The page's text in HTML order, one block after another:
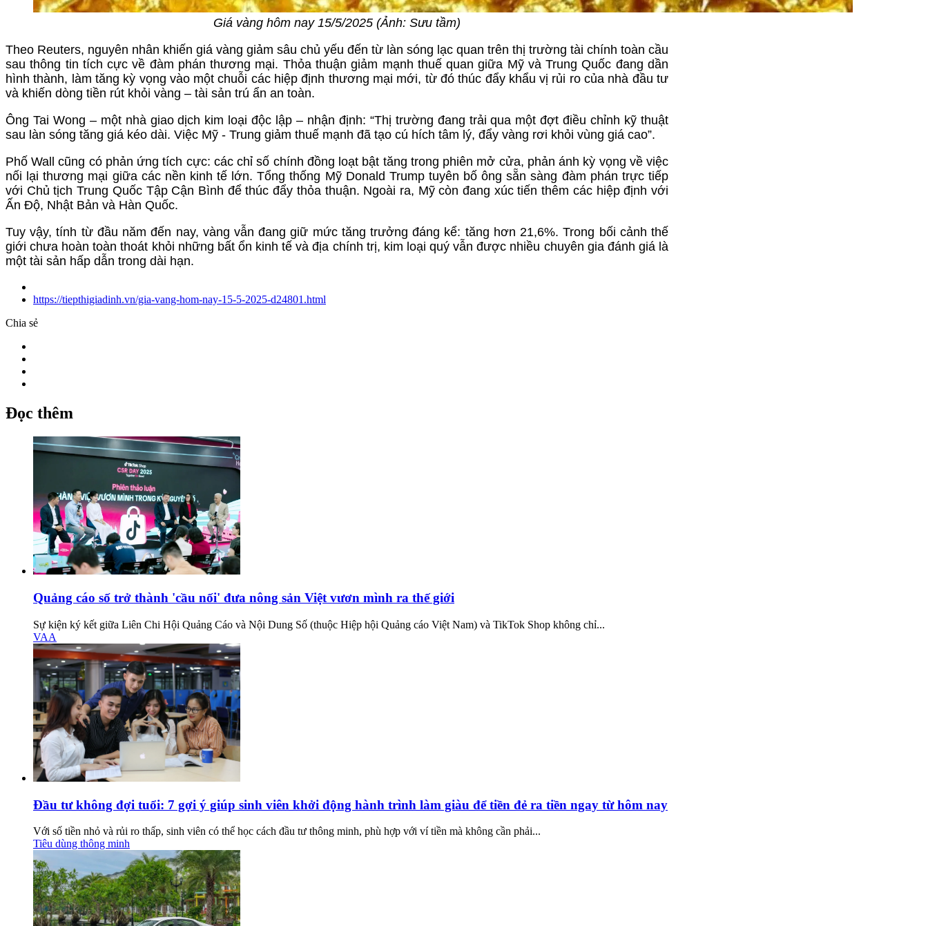
Giá vàng hôm nay 15/5/2025 (Ảnh: Sưu tầm)
Theo Reuters, nguyên nhân khiến giá vàng giảm sâu chủ yếu đến từ làn sóng lạc quan trên thị trường tài chính toàn cầu
sau thông tin tích cực về đàm phán thương mại. Thỏa thuận giảm mạnh thuế quan giữa Mỹ và Trung Quốc đang dần
hình thành, làm tăng kỳ vọng vào một chuỗi các hiệp định thương mại mới, từ đó thúc đẩy khẩu vị rủi ro của nhà đầu tư
và khiến dòng tiền rút khỏi vàng – tài sản trú ẩn an toàn.
Ông Tai Wong – một nhà giao dịch kim loại độc lập – nhận định: “Thị trường đang trải qua một đợt điều chỉnh kỹ thuật
sau làn sóng tăng giá kéo dài. Việc Mỹ - Trung giảm thuế mạnh đã tạo cú hích tâm lý, đẩy vàng rơi khỏi vùng giá cao”.
Phố Wall cũng có phản ứng tích cực: các chỉ số chính đồng loạt bật tăng trong phiên mở cửa, phản ánh kỳ vọng về việc
nối lại thương mại giữa các nền kinh tế lớn. Tổng thống Mỹ Donald Trump tuyên bố ông sẵn sàng đàm phán trực tiếp
với Chủ tịch Trung Quốc Tập Cận Bình để thúc đẩy thỏa thuận. Ngoài ra, Mỹ còn đang xúc tiến thêm các hiệp định với
Ấn Độ, Nhật Bản và Hàn Quốc.
Tuy vậy, tính từ đầu năm đến nay, vàng vẫn đang giữ mức tăng trưởng đáng kể: tăng hơn 21,6%. Trong bối cảnh thế
giới chưa hoàn toàn thoát khỏi những bất ổn kinh tế và địa chính trị, kim loại quý vẫn được nhiều chuyên gia đánh giá là
một tài sản hấp dẫn trong dài hạn.
https://tiepthigiadinh.vn/gia-vang-hom-nay-15-5-2025-d24801.html
Chia sẻ
Đọc thêm
Quảng cáo số trở thành 'cầu nối' đưa nông sản Việt vươn mình ra thế giới
Sự kiện ký kết giữa Liên Chi Hội Quảng Cáo và Nội Dung Số (thuộc Hiệp hội Quảng cáo Việt Nam) và TikTok Shop không chỉ...
VAA
Đầu tư không đợi tuổi: 7 gợi ý giúp sinh viên khởi động hành trình làm giàu để tiền đẻ ra tiền ngay từ hôm nay
Với số tiền nhỏ và rủi ro thấp, sinh viên có thể học cách đầu tư thông minh, phù hợp với ví tiền mà không cần phải...
Tiêu dùng thông minh